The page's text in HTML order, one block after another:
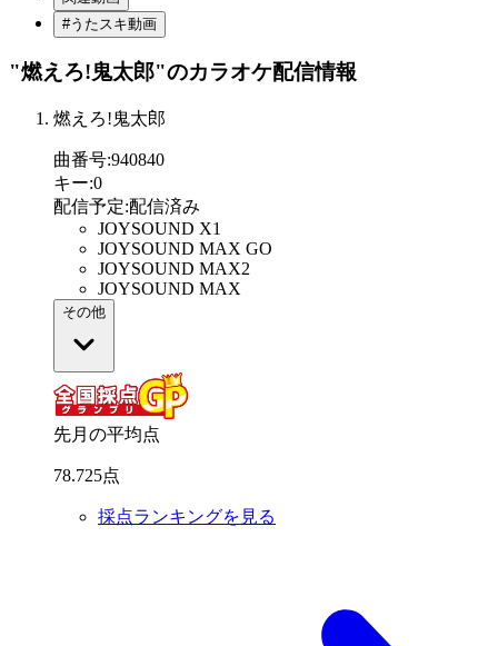
#うたスキ動画
"燃えろ!鬼太郎"のカラオケ配信情報
燃えろ!鬼太郎
曲番号:940840
キー:0
配信予定:配信済み
JOYSOUND X1
JOYSOUND MAX GO
JOYSOUND MAX2
JOYSOUND MAX
その他
先月の平均点
78.725点
採点ランキングを見る